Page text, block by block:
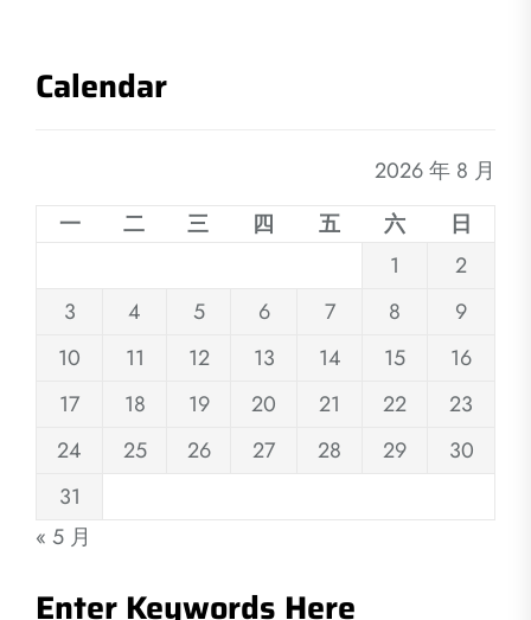
Calendar
2026 年 8 月
一
二 三 四 五 六
日
1
2
3
4 5 6 7 8
9
10
11 12 13 14 15
16
17
18 19 20 21 22
23
24
25 26 27 28 29
30
31
« 5 月
Enter Keywords Here